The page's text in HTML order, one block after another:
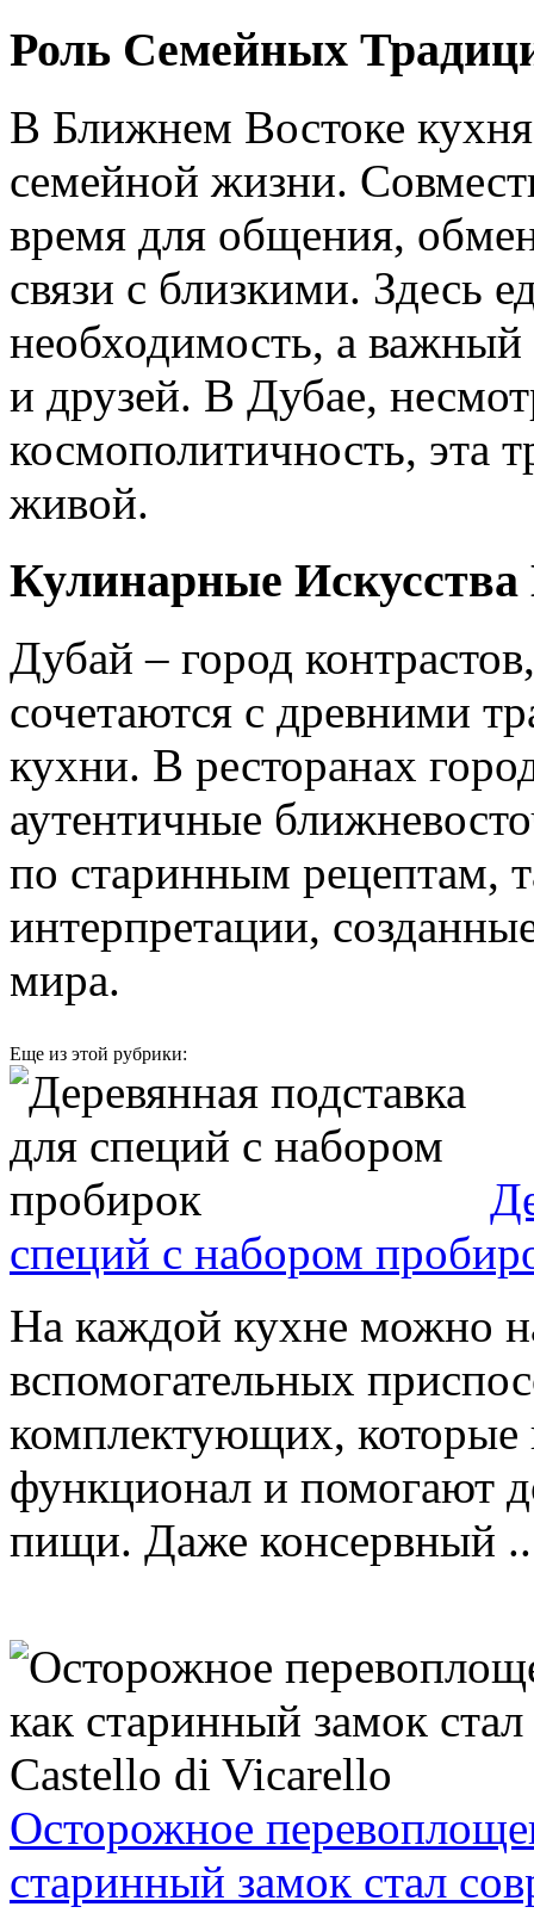
Роль Семейных
В Ближнем Востоке
семейной жизни.
время для общения,
связи с близкими. Здесь
необходимость, а
и друзей. В Дубае,
космополитичность, эта
живой.
Кулинарные Искусства
Дубай – город
сочетаются с древними
кухни. В ресторанах
аутентичные
по старинным рецептам,
интерпретации,
мира.
Еще из этой рубрики:
специй с набором
На каждой кухне можно
вспомогательных
комплектующих, которые
функционал и помогают
пищи. Даже консервный
Осторожное
старинный замок стал